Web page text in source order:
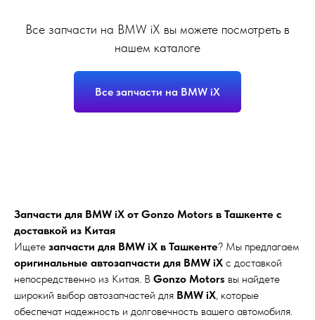
Все запчасти на BMW iX вы можете посмотреть в
нашем каталоге
Все запчасти на BMW iX
Запчасти для BMW iX от Gonzo Motors в Ташкенте с
доставкой из Китая
Ищете запчасти для BMW iX в Ташкенте? Мы предлагаем
оригинальные автозапчасти для BMW iX с доставкой
непосредственно из Китая. В Gonzo Motors вы найдете
широкий выбор автозапчастей для BMW iX, которые
обеспечат надежность и долговечность вашего автомобиля.